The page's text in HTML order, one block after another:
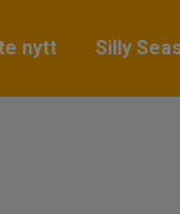
nytt Silly